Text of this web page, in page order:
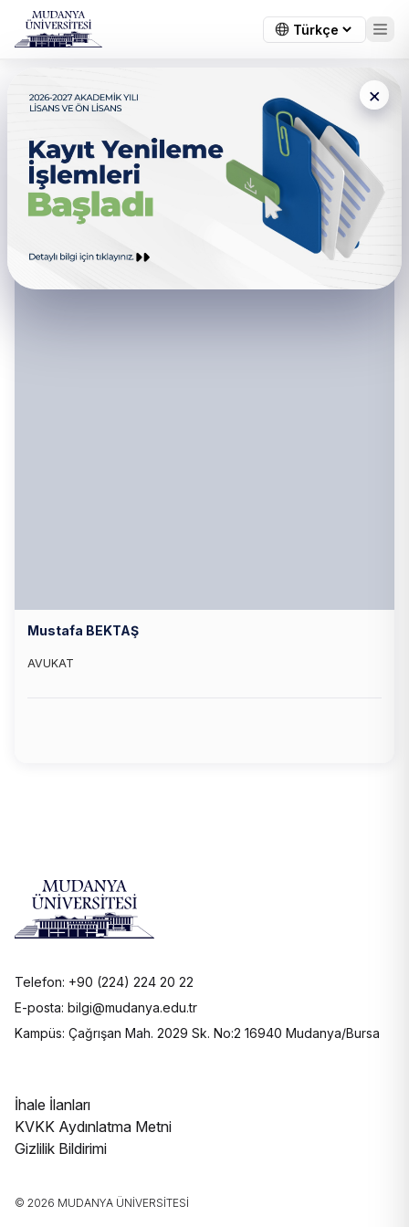
×
Hukuk Müşavirliği
Mustafa BEKTAŞ
AVUKAT
Telefon: +90 (224) 224 20 22
E-posta: bilgi@mudanya.edu.tr
Kampüs: Çağrışan Mah. 2029 Sk. No:2 16940 Mudanya/Bursa
İhale İlanları
KVKK Aydınlatma Metni
Gizlilik Bildirimi
© 2026 MUDANYA ÜNIVERSITESI